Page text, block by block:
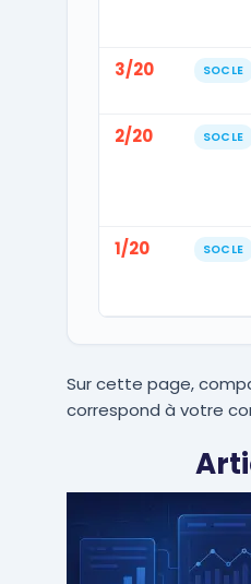
3/20 SOCLE
2/20 SOCLE
1/20 SOCLE
Sur cette page,
correspond à votre